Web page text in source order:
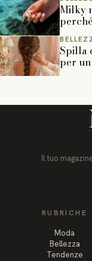
Milky
Spilla
per
Il tuo
RUBRICHE
Moda
Bellezza
Tendenze